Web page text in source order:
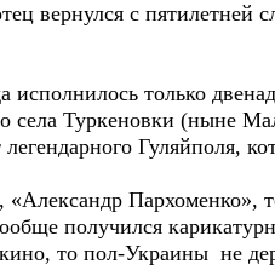
вернулся с пятилетней
только
села Туркеновки (ныне
Гуляйполя,
Пархоменко», то
получился
то пол-Украины не